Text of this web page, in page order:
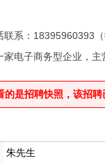
联系：18395960393（
家电子商务型企业，主
的是招聘快照，该招
朱先生